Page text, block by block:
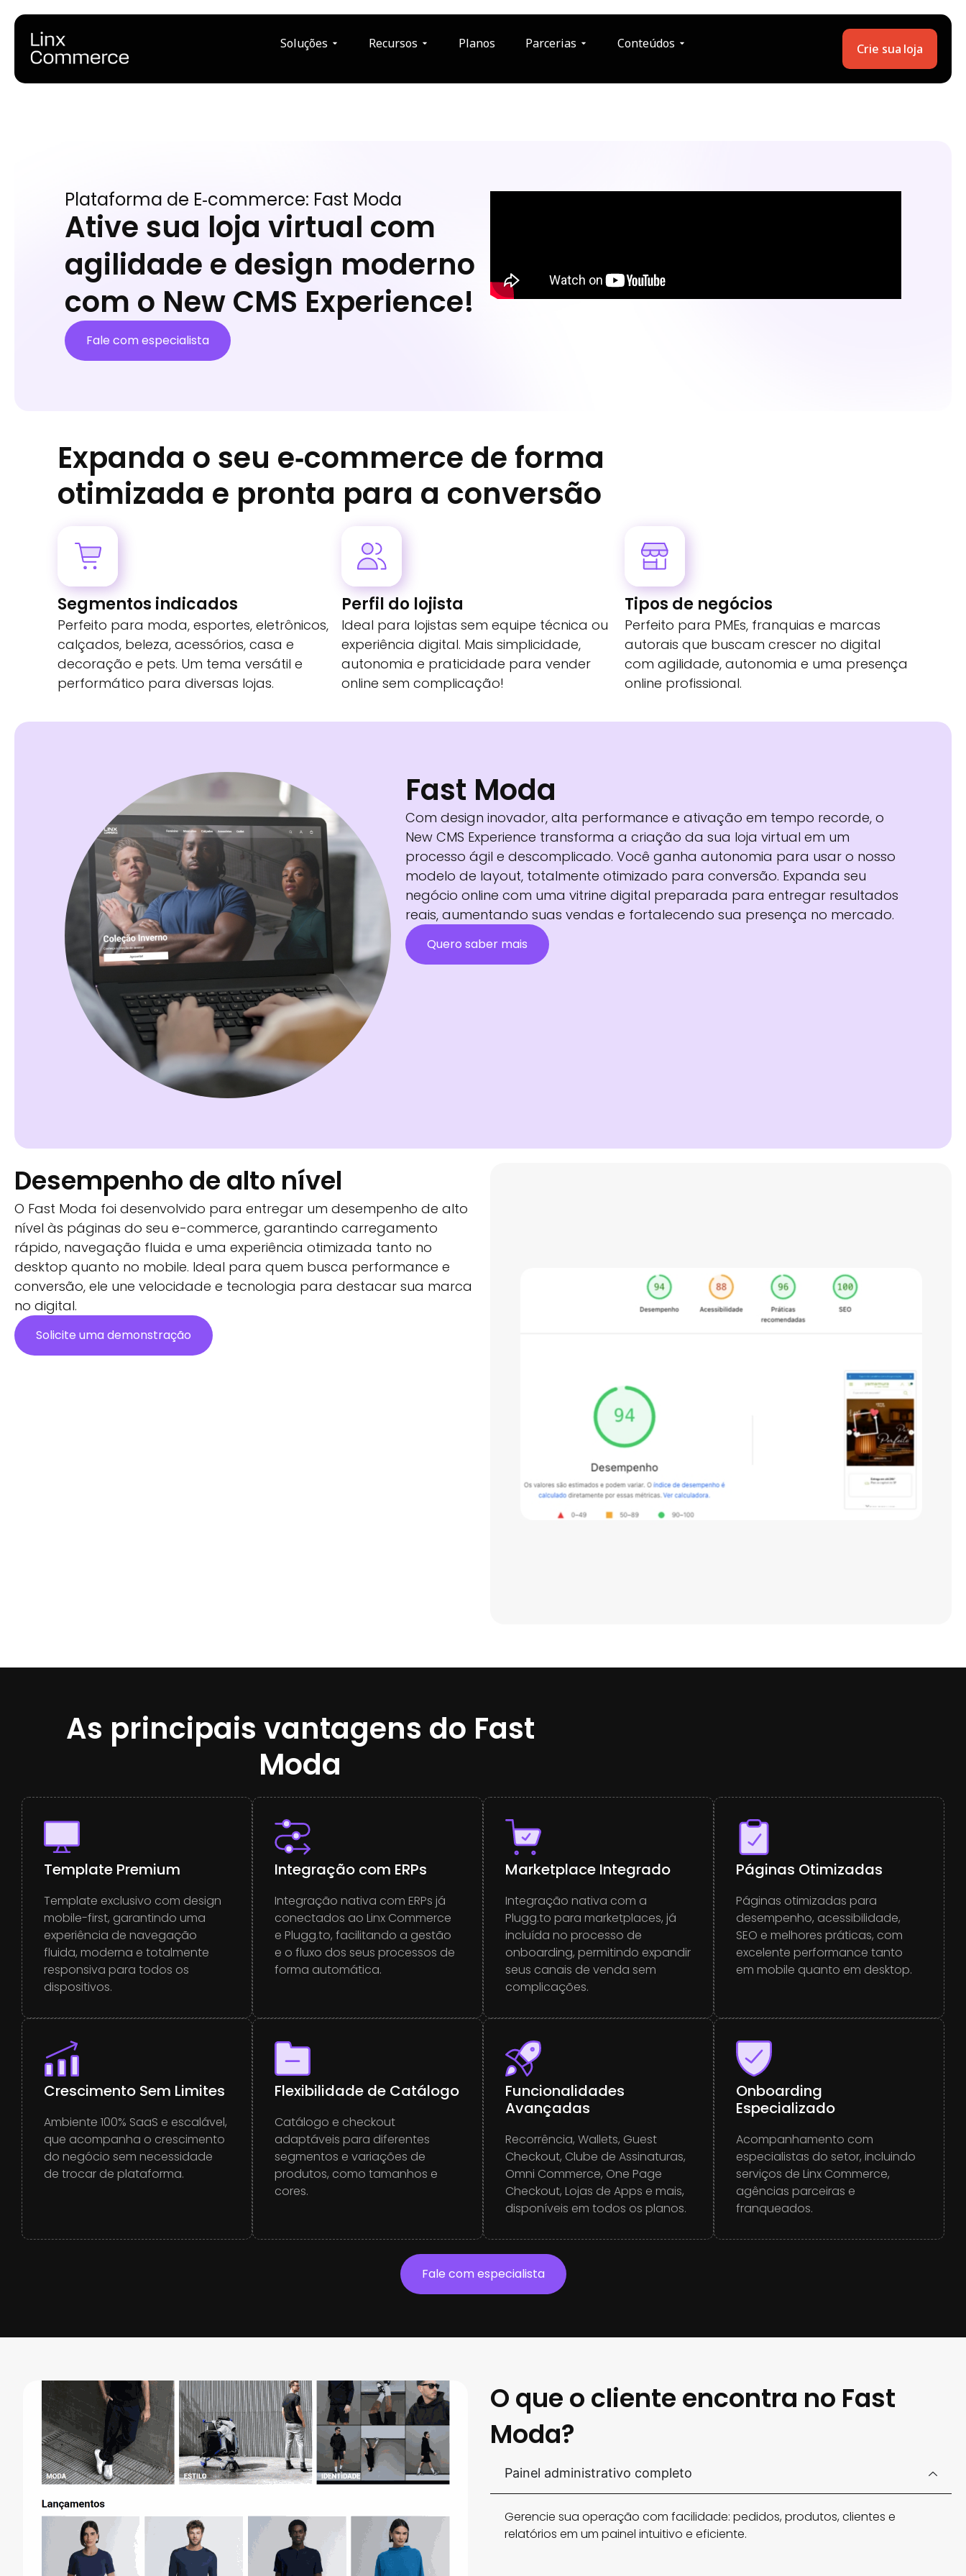
Soluções Recursos Planos Parcerias Conteúdos Crie sua loja
Plataforma de E‑commerce: Fast Moda
Ative sua loja virtual com
agilidade e design moderno
com o New CMS Experience!
Fale com especialista
Expanda o seu e‑commerce de forma
otimizada e pronta para a conversão
Segmentos indicados
Perfeito para moda, esportes, eletrônicos,
calçados, beleza, acessórios, casa e
decoração e pets. Um tema versátil e
performático para diversas lojas.
Perfil do lojista
Ideal para lojistas sem equipe técnica ou
experiência digital. Mais simplicidade,
autonomia e praticidade para vender
online sem complicação!
Tipos de negócios
Perfeito para PMEs, franquias e marcas
autorais que buscam crescer no digital
com agilidade, autonomia e uma presença
online profissional.
Fast Moda
Com design inovador, alta performance e ativação em tempo recorde, o
New CMS Experience transforma a criação da sua loja virtual em um
processo ágil e descomplicado. Você ganha autonomia para usar o nosso
modelo de layout, totalmente otimizado para conversão. Expanda seu
negócio online com uma vitrine digital preparada para entregar resultados
reais, aumentando suas vendas e fortalecendo sua presença no mercado.
Quero saber mais
Desempenho de alto nível
O Fast Moda foi desenvolvido para entregar um desempenho de alto
nível às páginas do seu e-commerce, garantindo carregamento
rápido, navegação fluida e uma experiência otimizada tanto no
desktop quanto no mobile. Ideal para quem busca performance e
conversão, ele une velocidade e tecnologia para destacar sua marca
no digital.
Solicite uma demonstração
As principais vantagens do Fast
Moda
Template Premium
Template exclusivo com design
mobile-first, garantindo uma
experiência de navegação
fluida, moderna e totalmente
responsiva para todos os
dispositivos.
Integração com ERPs
Integração nativa com ERPs já
conectados ao Linx Commerce
e Plugg.to, facilitando a gestão
e o fluxo dos seus processos de
forma automática.
Marketplace Integrado
Integração nativa com a
Plugg.to para marketplaces, já
incluída no processo de
onboarding, permitindo expandir
seus canais de venda sem
complicações.
Páginas Otimizadas
Páginas otimizadas para
desempenho, acessibilidade,
SEO e melhores práticas, com
excelente performance tanto
em mobile quanto em desktop.
Crescimento Sem Limites
Ambiente 100% SaaS e escalável,
que acompanha o crescimento
do negócio sem necessidade
de trocar de plataforma.
Flexibilidade de Catálogo
Catálogo e checkout
adaptáveis para diferentes
segmentos e variações de
produtos, como tamanhos e
cores.
Funcionalidades
Avançadas
Recorrência, Wallets, Guest
Checkout, Clube de Assinaturas,
Omni Commerce, One Page
Checkout, Lojas de Apps e mais,
disponíveis em todos os planos.
Onboarding
Especializado
Acompanhamento com
especialistas do setor, incluindo
serviços de Linx Commerce,
agências parceiras e
franqueados.
Fale com especialista
O que o cliente encontra no Fast
Moda?
Painel administrativo completo
Gerencie sua operação com facilidade: pedidos, produtos, clientes e
relatórios em um painel intuitivo e eficiente.